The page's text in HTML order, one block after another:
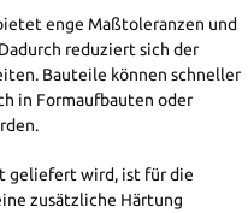
enge Maßtoleranzen und
reduziert sich der
Bauteile können schneller
in Formaufbauten oder
geliefert wird, ist für die
zusätzliche Härtung